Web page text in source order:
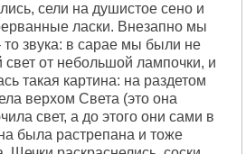
сели на душистое сено и
ласки. Внезапно мы
то звука: в сарае мы были не
свет от небольшой лампочки, и
такая картина: на раздетом
верхом Света (это она
свет, а до этого они сами в
была растрепана и тоже